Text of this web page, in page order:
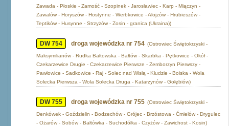
Zawada - Płoskie - Zamość - Szopinek - Jarosławiec - Karp - Miączyn -
Zawalów - Horyszów - Hostynne - Werbkowice - Alojzów - Hrubieszów -
Teptików - Husynne - Strzyżów - Zosin - granica (Ukraina))
DW 754 droga wojewódzka nr 754 (Ostrowiec Świętokrzyski -
Maksymilianów - Rudka Bałtowska - Bałtów - Skarbka - Pętkowice - Okół -
Czekarzewice Drugie - Czekarzewice Pierwsze - Zemborzyn Pierwszy -
Pawłowice - Sadkowice - Raj - Solec nad Wisłą - Kłudzie - Boiska - Wola
Solecka Pierwsza - Wola Solecka Druga - Katarzynów - Gołębiów)
DW 755 droga wojewódzka nr 755 (Ostrowiec Świętokrzyski -
Denkówek - Goździelin - Bodzechów - Grójec - Brzóstowa - Ćmielów - Drygulec
- Ożarów - Sobów - Bałtówka - Suchodółka - Czyżów - Zawichost - Kosin)